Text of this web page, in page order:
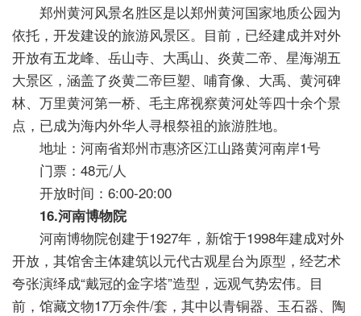
郑州黄河风景名胜区是以郑州黄河国家地质公园为
依托，开发建设的旅游风景区。目前，已经建成并对外
开放有五龙峰、岳山寺、大禹山、炎黄二帝、星海湖五
大景区，涵盖了炎黄二帝巨塑、哺育像、大禹、黄河碑
林、万里黄河第一桥、毛主席视察黄河处等四十余个景
点，已成为海内外华人寻根祭祖的旅游胜地。
地址：河南省郑州市惠济区江山路黄河南岸1号
门票：48元/人
开放时间：6:00-20:00
16.河南博物院
河南博物院创建于1927年，新馆于1998年建成对外
开放，其馆舍主体建筑以元代古观星台为原型，经艺术
夸张演绎成“戴冠的金字塔”造型，远观气势宏伟。目
前，馆藏文物17万余件/套，其中以青铜器、玉石器、陶